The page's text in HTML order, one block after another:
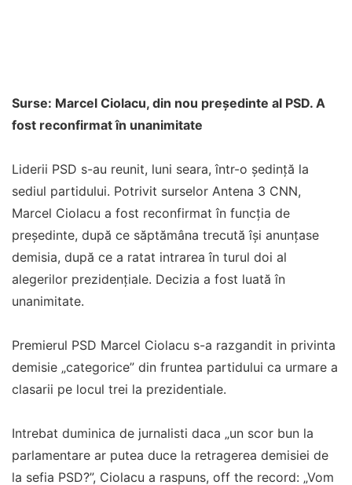
Surse: Marcel Ciolacu, din nou președinte al PSD. A
fost reconfirmat în unanimitate
Liderii PSD s-au reunit, luni seara, într-o ședință la
sediul partidului. Potrivit surselor Antena 3 CNN,
Marcel Ciolacu a fost reconfirmat în funcția de
președinte, după ce săptămâna trecută își anunțase
demisia, după ce a ratat intrarea în turul doi al
alegerilor prezidențiale. Decizia a fost luată în
unanimitate.
Premierul PSD Marcel Ciolacu s-a razgandit in privinta
demisie „categorice” din fruntea partidului ca urmare a
clasarii pe locul trei la prezidentiale.
Intrebat duminica de jurnalisti daca „un scor bun la
parlamentare ar putea duce la retragerea demisiei de
la sefia PSD?”, Ciolacu a raspuns, off the record: „Vom